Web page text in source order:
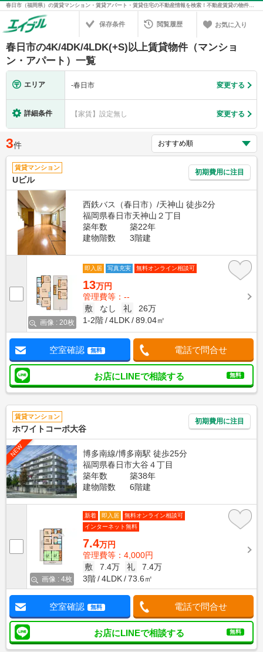
春日市（福岡県）の賃貸マンション・賃貸アパート・賃貸住宅の不動産情報を検索！不動産賃貸の物件探しは、お部屋探しのエイブル
保存条件 閲覧履歴 お気に入り
春日市の4K/4DK/4LDK(+S)以上賃貸物件（マンショ
ン・アパート）一覧
エリア -春日市 変更する
詳細条件 【家賃】設定無し 変更する
3件
賃貸マンション
Uビル
初期費用に注目
西鉄バス（春日市）/天神山 徒歩2分
福岡県春日市天神山２丁目
築年数
築22年
建物階数
3階建
画像 : 20枚
即入居 写真充実 無料オンライン相談可
13万円
管理費等：--
敷
なし 礼
26万
1-2階
4LDK 89.04㎡
空室確認 無料 電話で問合せ
お店にLINEで相談する 無料
賃貸マンション
ホワイトコーポ大谷
初期費用に注目
NEW
博多南線/博多南駅 徒歩25分
福岡県春日市大谷４丁目
築年数
築38年
建物階数
6階建
画像 : 4枚
新着 即入居
無料オンライン相談可
インターネット無料
7.4万円
管理費等：4,000円
敷
7.4万 礼
7.4万
3階
4LDK 73.6㎡
空室確認 無料 電話で問合せ
お店にLINEで相談する 無料